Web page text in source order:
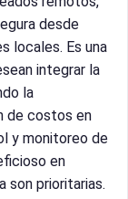
desde
locales. Es una
integrar la
la
de costos en
y monitoreo de
en
son prioritarias.